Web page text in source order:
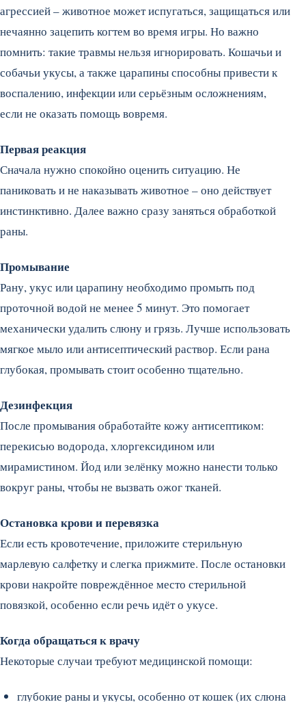
агрессией – животное может испугаться, защищаться или
нечаянно зацепить когтем во время игры. Но важно
помнить: такие травмы нельзя игнорировать. Кошачьи и
собачьи укусы, а также царапины способны привести к
воспалению, инфекции или серьёзным осложнениям,
если не оказать помощь вовремя.
Первая реакция
Сначала нужно спокойно оценить ситуацию. Не
паниковать и не наказывать животное – оно действует
инстинктивно. Далее важно сразу заняться обработкой
раны.
Промывание
Рану, укус или царапину необходимо промыть под
проточной водой не менее 5 минут. Это помогает
механически удалить слюну и грязь. Лучше использовать
мягкое мыло или антисептический раствор. Если рана
глубокая, промывать стоит особенно тщательно.
Дезинфекция
После промывания обработайте кожу антисептиком:
перекисью водорода, хлоргексидином или
мирамистином. Йод или зелёнку можно нанести только
вокруг раны, чтобы не вызвать ожог тканей.
Остановка крови и перевязка
Если есть кровотечение, приложите стерильную
марлевую салфетку и слегка прижмите. После остановки
крови накройте повреждённое место стерильной
повязкой, особенно если речь идёт о укусе.
Когда обращаться к врачу
Некоторые случаи требуют медицинской помощи:
глубокие раны и укусы, особенно от кошек (их слюна